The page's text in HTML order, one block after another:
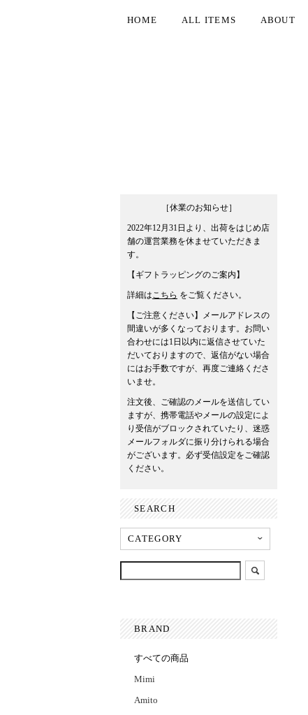
HOME ALL ITEMS ABOUT
［休業のお知らせ］
2022年12月31日より、出荷をはじめ店
舗の運営業務を休ませていただきま
す。
【ギフトラッピングのご案内】
詳細はこちら をご覧ください。
【ご注意ください】メールアドレスの
間違いが多くなっております。お問い
合わせには1日以内に返信させていた
だいておりますので、返信がない場合
にはお手数ですが、再度ご連絡くださ
いませ。
注文後、ご確認のメールを送信してい
ますが、携帯電話やメールの設定によ
り受信がブロックされていたり、迷惑
メールフォルダに振り分けられる場合
がございます。必ず受信設定をご確認
ください。
SEARCH
BRAND
すべての商品
Mimi
Amito